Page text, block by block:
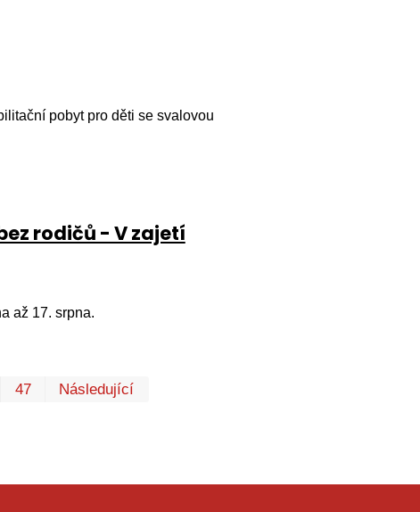
pobyt pro děti se svalovou
rodičů - V zajetí
až 17. srpna.
47 Následující